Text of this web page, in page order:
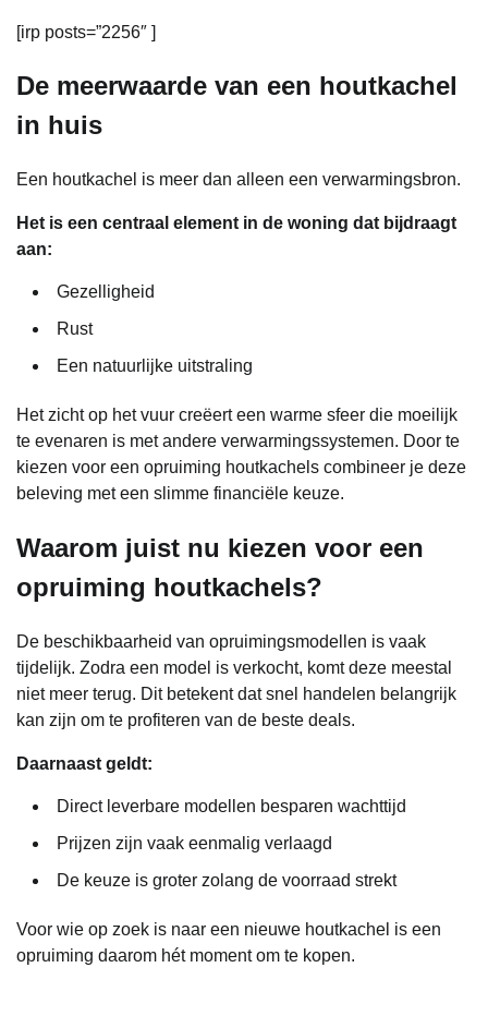
[irp posts=”2256″ ]
De meerwaarde van een houtkachel
in huis
Een houtkachel is meer dan alleen een verwarmingsbron.
Het is een centraal element in de woning dat bijdraagt
aan:
Gezelligheid
Rust
Een natuurlijke uitstraling
Het zicht op het vuur creëert een warme sfeer die moeilijk
te evenaren is met andere verwarmingssystemen. Door te
kiezen voor een opruiming houtkachels combineer je deze
beleving met een slimme financiële keuze.
Waarom juist nu kiezen voor een
opruiming houtkachels?
De beschikbaarheid van opruimingsmodellen is vaak
tijdelijk. Zodra een model is verkocht, komt deze meestal
niet meer terug. Dit betekent dat snel handelen belangrijk
kan zijn om te profiteren van de beste deals.
Daarnaast geldt:
Direct leverbare modellen besparen wachttijd
Prijzen zijn vaak eenmalig verlaagd
De keuze is groter zolang de voorraad strekt
Voor wie op zoek is naar een nieuwe houtkachel is een
opruiming daarom hét moment om te kopen.